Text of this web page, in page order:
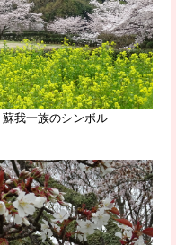
族のシンボル